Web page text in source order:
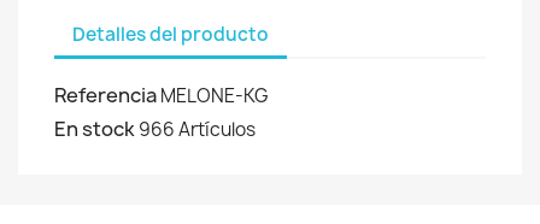
Detalles del producto
ReferenciaMELONE-KG
En stock966 Artículos